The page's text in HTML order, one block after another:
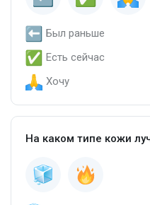
Был раньше
Есть сейчас
Хочу
На каком типе кожи